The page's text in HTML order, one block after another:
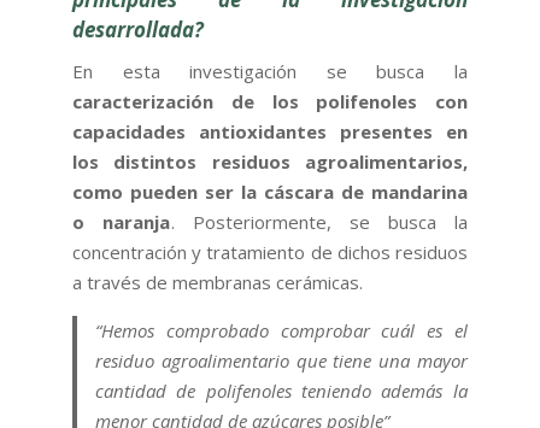
desarrollada?
En esta investigación se busca la
caracterización de los polifenoles con
capacidades antioxidantes presentes en
los distintos residuos agroalimentarios,
como pueden ser la cáscara de mandarina
o naranja. Posteriormente, se busca la
concentración y tratamiento de dichos residuos
a través de membranas cerámicas.
“Hemos comprobado comprobar cuál es el
residuo agroalimentario que tiene una mayor
cantidad de polifenoles teniendo además la
menor cantidad de azúcares posible”